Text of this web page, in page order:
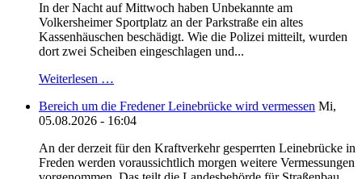
In der Nacht auf Mittwoch haben Unbekannte am
Volkersheimer Sportplatz an der Parkstraße ein altes
Kassenhäuschen beschädigt. Wie die Polizei mitteilt, wurden
dort zwei Scheiben eingeschlagen und...
Weiterlesen …
Bereich um die Fredener Leinebrücke wird vermessen Mi,
05.08.2026 - 16:04
An der derzeit für den Kraftverkehr gesperrten Leinebrücke in
Freden werden voraussichtlich morgen weitere Vermessungen